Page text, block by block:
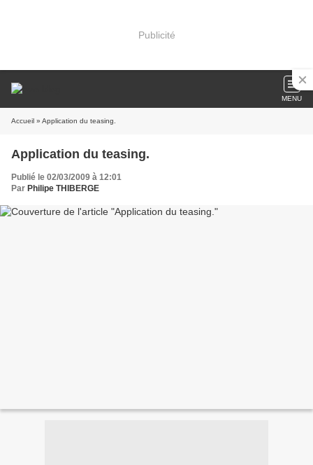
Publicité
MENU
Accueil » Application du teasing.
Application du teasing.
Publié le 02/03/2009 à 12:01
Par Philipe THIBERGE